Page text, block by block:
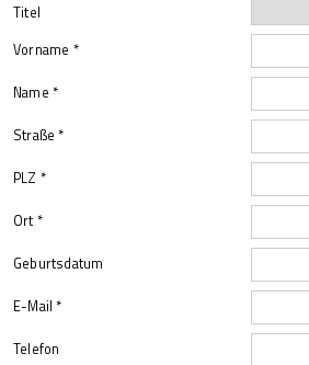
Titel
Vorname *
Name *
Straße *
PLZ *
Ort *
Geburtsdatum
E-Mail *
Telefon